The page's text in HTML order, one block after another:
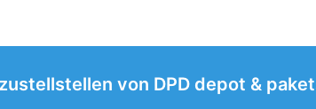
von DPD depot &